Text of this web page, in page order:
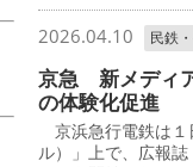
2026.04.10 民鉄
京急 新メディ
の体験化促進
京浜急行電鉄は１
ル）」上で、広報